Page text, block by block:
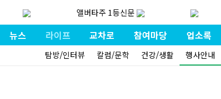
앨버타주 1등신문
뉴스 라이프 교차로 참여마당 업소록
탐방/인터뷰 칼럼/문학 건강/생활 행사안내